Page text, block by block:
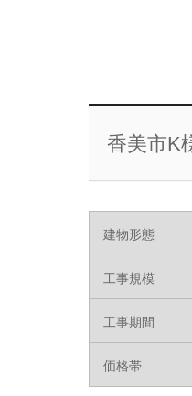
香美市K
建物形態
工事規模
工事期間
価格帯